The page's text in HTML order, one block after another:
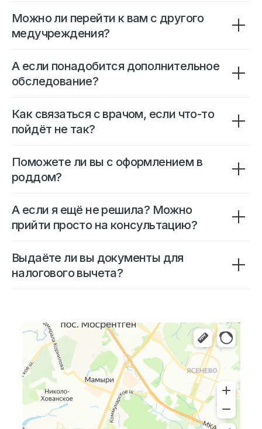
Можно ли перейти к вам с другого
медучреждения?
А если понадобится дополнительное
обследование?
Как связаться с врачом, если что-то
пойдёт не так?
Поможете ли вы с оформлением в
роддом?
А если я ещё не решила? Можно
прийти просто на консультацию?
Выдаёте ли вы документы для
налогового вычета?